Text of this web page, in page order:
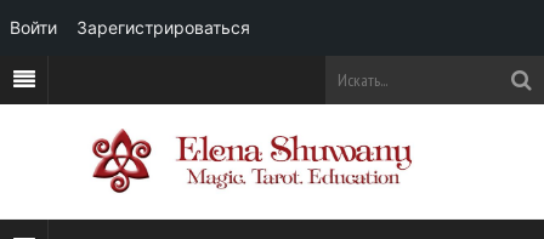
Войти Зарегистрироваться